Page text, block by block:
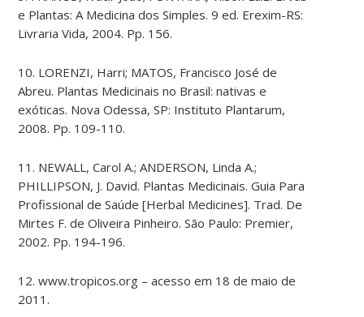
e Plantas: A Medicina dos Simples. 9 ed. Erexim-RS:
Livraria Vida, 2004. Pp. 156.
10. LORENZI, Harri; MATOS, Francisco José de
Abreu. Plantas Medicinais no Brasil: nativas e
exóticas. Nova Odessa, SP: Instituto Plantarum,
2008. Pp. 109-110.
11. NEWALL, Carol A.; ANDERSON, Linda A.;
PHILLIPSON, J. David. Plantas Medicinais. Guia Para
Profissional de Saúde [Herbal Medicines]. Trad. De
Mirtes F. de Oliveira Pinheiro. São Paulo: Premier,
2002. Pp. 194-196.
12. www.tropicos.org – acesso em 18 de maio de
2011.